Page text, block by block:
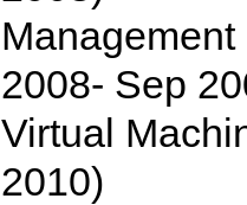
2008- Sep
Virtual
2010)